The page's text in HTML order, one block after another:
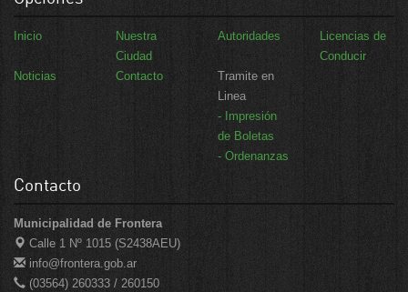
Inicio
Nuestra
Ciudad
Autoridades
Licencias de
Conducir
Noticias
Contacto
Tramite en
Linea
- Impresión
de Boletas
- Ordenanzas
Contacto
Municipalidad de Frontera
Calle 1 Nº 1015 (S2438AEU)
info@frontera.gob.ar
(03564) 260333 / 260150